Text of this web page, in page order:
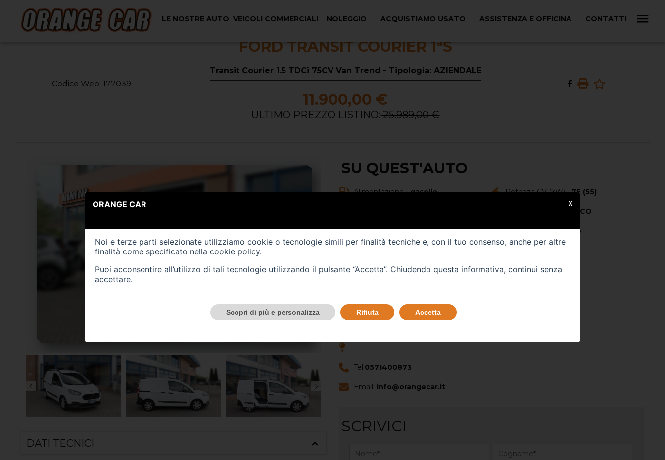
LE NOSTRE AUTO VEICOLI COMMERCIALI NOLEGGIO ACQUISTIAMO USATO ASSISTENZA E OFFICINA CONTATTI
< Torna Indietro
Codice Web: 177039
FORD TRANSIT COURIER 1ªS
Transit Courier 1.5 TDCi 75CV Van Trend - Tipologia: AZIENDALE
11.900,00 €
ULTIMO PREZZO LISTINO:25.989,00 €
DATI TECNICI
SU QUEST'AUTO
Alimentazione -gasolio
Immatricolazione -02/2023
Cambio -manuale (5)
Potenza CV (kW) -75 (55)
BIANCO
Colore Interno -NERO
CONTATTACI DIRETTAMENTE
Tel.0571400873
Email: info@orangecar.it
SCRIVICI
ORANGE CAR
Noi e terze parti selezionate utilizziamo cookie o tecnologie simili per finalità tecniche e, con il tuo consenso, anche per altre
finalità come specificato nella cookie policy.
Puoi acconsentire all’utilizzo di tali tecnologie utilizzando il pulsante “Accetta”. Chiudendo questa informativa, continui senza
accettare.
Scopri di più e personalizza Rifiuta Accetta
X